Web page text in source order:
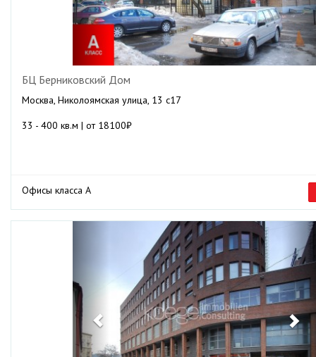
БЦ Берниковский Дом
Москва, Николоямская улица, 13 с17
33 - 400 кв.м | от 18100₽
Офисы класса А